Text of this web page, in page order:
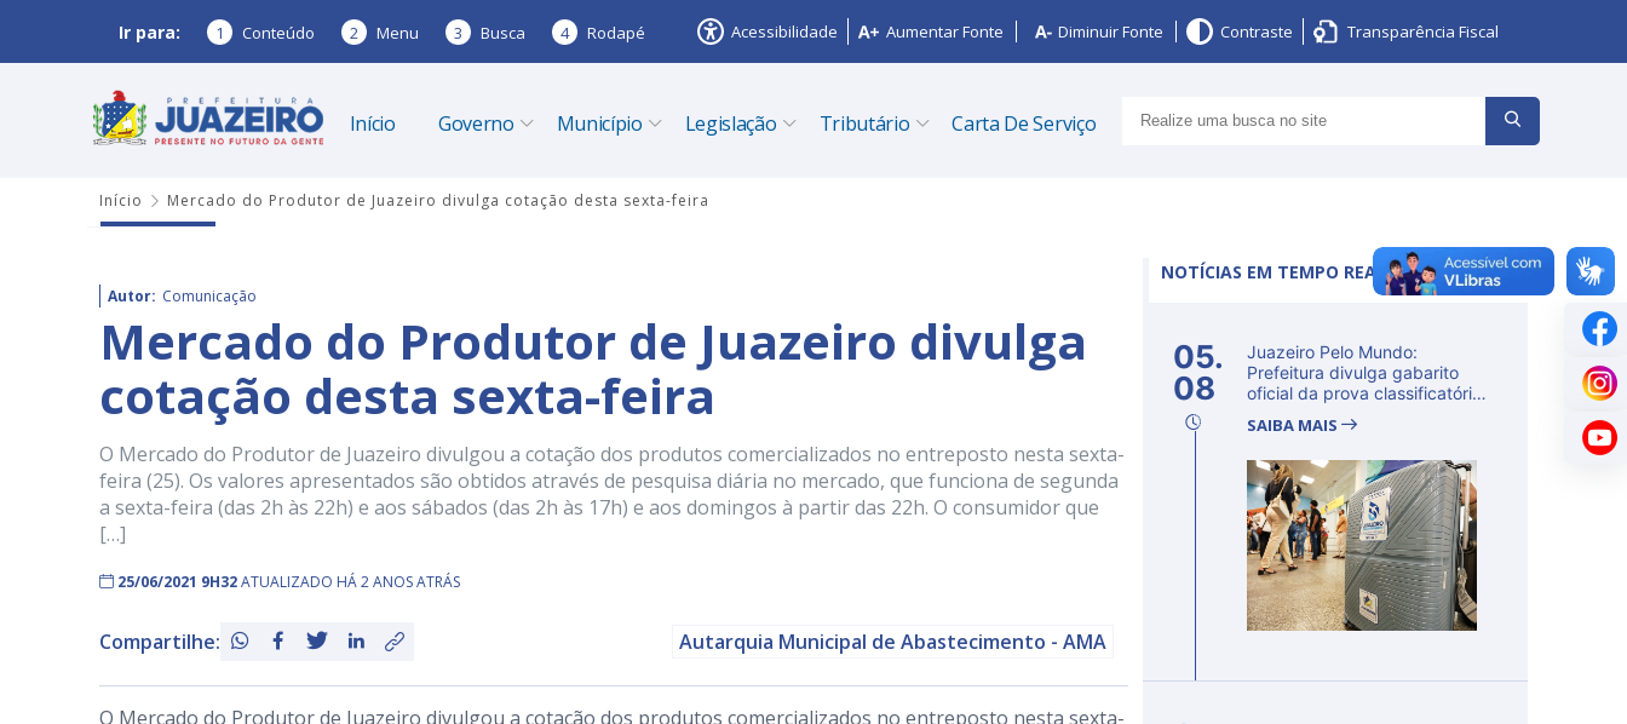
Ir para: 1 Conteúdo 2 Menu 3 Busca 4 Rodapé Acessibilidade Aumentar Fonte Diminuir Fonte Contraste Transparência Fiscal
Início Governo Município Legislação Tributário Carta De Serviço
Início Mercado do Produtor de Juazeiro divulga cotação desta sexta-feira
Autor: Comunicação
Mercado do Produtor de Juazeiro divulga
cotação desta sexta-feira
O Mercado do Produtor de Juazeiro divulgou a cotação dos produtos comercializados no entreposto nesta sexta-
feira (25). Os valores apresentados são obtidos através de pesquisa diária no mercado, que funciona de segunda
a sexta-feira (das 2h às 22h) e aos sábados (das 2h às 17h) e aos domingos à partir das 22h. O consumidor que
[…]
25/06/2021 9H32ATUALIZADO HÁ 2 ANOS ATRÁS
Compartilhe: Autarquia Municipal de Abastecimento - AMA
O Mercado do Produtor de Juazeiro divulgou a cotação dos produtos comercializados no entreposto nesta sexta-
NOTÍCIAS EM TEMPO REAL
05.
08
Juazeiro Pelo Mundo:
Prefeitura divulga gabarito
oficial da prova classificatória
SAIBA MAIS